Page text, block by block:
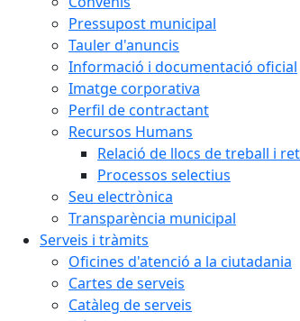
Pressupost municipal
Tauler d'anuncis
Informació i documentació oficial
Imatge corporativa
Perfil de contractant
Recursos Humans
Relació de llocs de treball i
Processos selectius
Seu electrònica
Transparència municipal
Serveis i tràmits
Oficines d'atenció a la ciutadania
Cartes de serveis
Catàleg de serveis